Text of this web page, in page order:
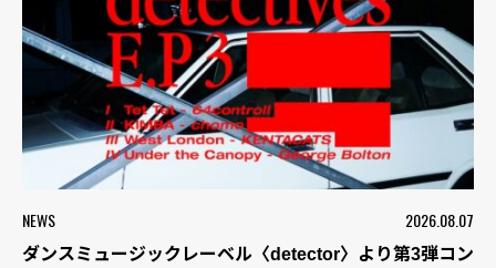
NEWS 2026.08.07
ダンスミュージックレーベル〈detector〉より第3弾コン